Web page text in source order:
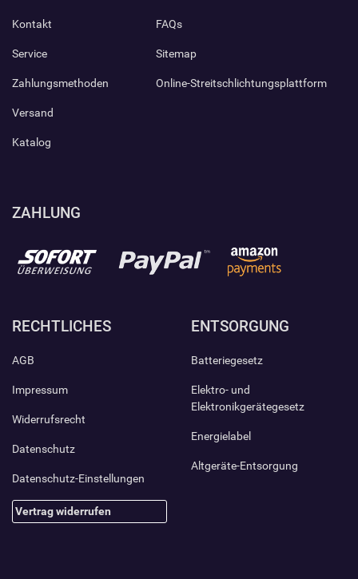
Kontakt
Service
Zahlungsmethoden
Versand
Katalog
FAQs
Sitemap
Online-Streitschlichtungsplattform
ZAHLUNG
RECHTLICHES
AGB
Impressum
Widerrufsrecht
Datenschutz
Datenschutz-Einstellungen
Vertrag widerrufen
ENTSORGUNG
Batteriegesetz
Elektro- und
Elektronikgerätegesetz
Energielabel
Altgeräte-Entsorgung